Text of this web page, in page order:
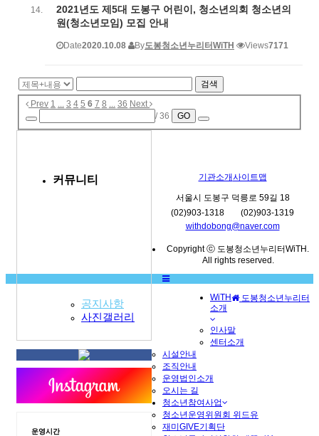
2021년도 제5대 도봉구 어린이, 청소년의회 청소년의
원(청소년모임) 모집 안내
Date2020.10.08 By도봉청소년누리터WiTH Views7171
검색
Prev 1 ... 3 4 5 6 7 8 ... 36 Next
/ 36
GO
커뮤니티
공지사항
사진갤러리
운영시간
기관소개사이트맵
서울시 도봉구 덕릉로 59길 18
(02)903-1318
(02)903-1319
withdobong@naver.com
Copyright ⓒ 도봉청소년누리터WiTH.
All rights reserved.
도봉청소년누리터
WiTH
소개
인사말
센터소개
시설안내
조직안내
운영법인소개
오시는 길
청소년참여사업
청소년운영위원회 위드유
재미GIVE기획단